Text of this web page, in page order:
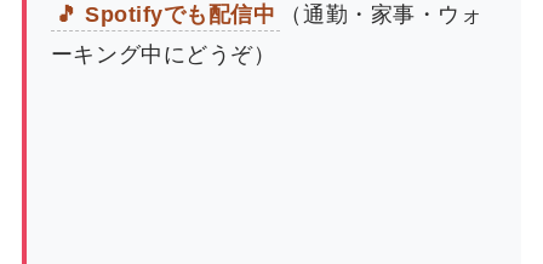
🎵 Spotifyでも配信中
（通勤・家事・ウォ
ーキング中にどうぞ）